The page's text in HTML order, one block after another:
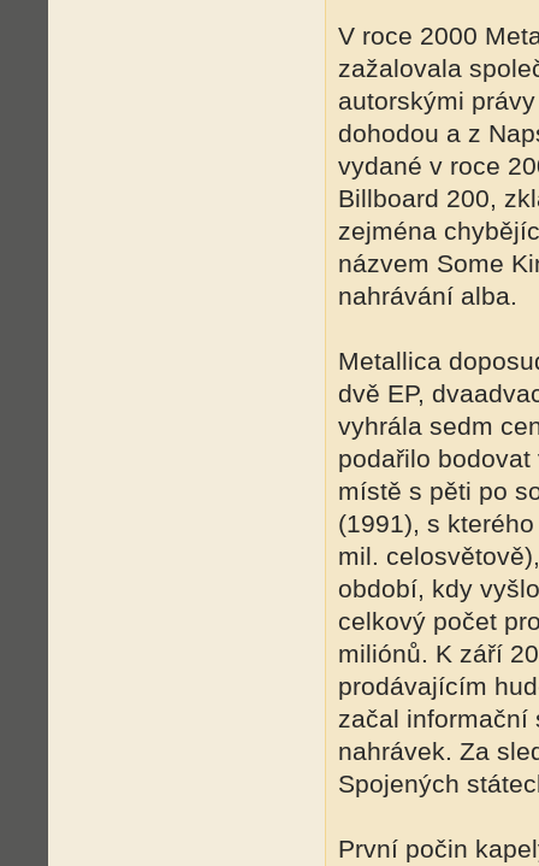
V roce 2000
zažalovala
autorskými
dohodou a z
vydané v roce
Billboard 200,
zejména
názvem Some
nahrávání alba.
Metallica
dvě EP,
vyhrála sedm
podařilo
místě s pěti po
(1991), s
mil.
období, kdy
celkový počet
miliónů. K září
prodávajícím
začal informační
nahrávek. Za
Spojených
První počin